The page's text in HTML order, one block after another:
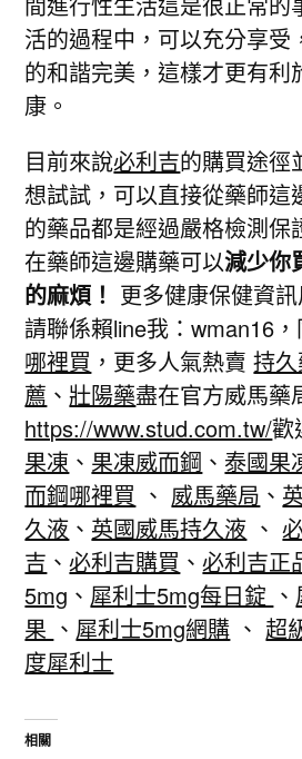
活的過程中，可以充分享受
的和諧完美，這樣才更有利
康。
目前來說必利吉的購買途徑
想試試，可以直接從藥師這
的藥品都是經過嚴格檢測保
在藥師這邊購藥可以減少你
的麻煩！ 更多健康保健資
請聯係賴line我：wman16
哪裡買 ，更多人氣熱賣持
薦 、壯陽藥盡在官方威馬藥
https://www.stud.com.tw/歡
果凍 、 果凍威而鋼 、 泰國果
而鋼哪裡買 、 威馬藥局 、
久液 、 英國威馬持久液 、
吉 、必利吉購買 、必利吉正
5mg 、 犀利士5mg每日錠 、
果 、 犀利士5mg網購 、 超
度犀利士
相關